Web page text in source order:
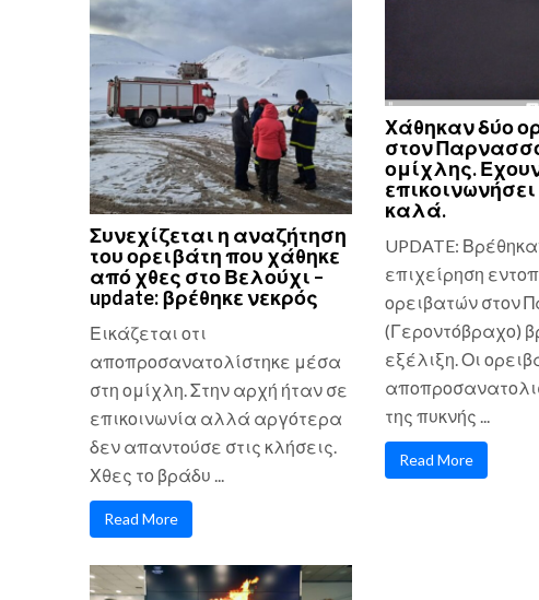
Συνεχίζεται η αναζήτηση
του ορειβάτη που χάθηκε
από χθες στο Βελούχι –
update: βρέθηκε νεκρός
Εικάζεται οτι
αποπροσανατολίστηκε μέσα
στη ομίχλη. Στην αρχή ήταν σε
επικοινωνία αλλά αργότερα
δεν απαντούσε στις κλήσεις.
Χθες το βράδυ ...
Read More
Χάθηκαν δύο
στον
ομίχλης.
επικοινωνήσει
καλά.
UPDATE:
επιχείρηση
ορειβατών στον
(Γεροντόβραχο)
εξέλιξη. Οι
της πυκνής ...
Read More